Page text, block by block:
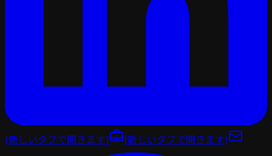
(新しいタブで開きます) (新しいタブで開きます)